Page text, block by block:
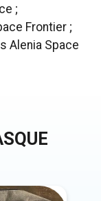
;
Frontier ;
Alenia Space